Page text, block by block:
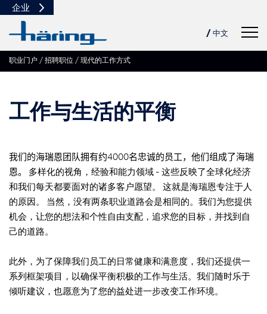
/ 中文
职业门户 招聘职位 现代的工作方式
工作与生活的平衡
我们的海瑞恩团队拥有约4000名忠诚的员工，他们组成了海瑞
恩。 多样化的视角，经验和能力领域 - 这些反映了全球化经济
和我们每天都要面对的诸多客户愿望。 这就是海瑞恩专注于人
的原因。 当然，没有两条职业道路会是相同的。我们为您提供
机会，让您的想法和个性自由支配，追求您的目标，并找到自
己的道路。
此外，为了保障我们员工的日常健康和满意度，我们还提供一
系列框架项目，以确保平衡积极的工作与生活。我们随时乐于
倾听建议，也愿意为了您的益处进一步改变工作环境。
企业